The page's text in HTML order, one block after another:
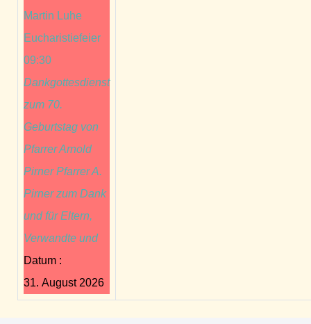
Martin Luhe
Eucharistiefeier
09:30
Dankgottesdienst
zum 70.
Geburtstag von
Pfarrer Arnold
Pirner Pfarrer A.
Pirner zum Dank
und für Eltern,
Verwandte und
Datum :
31. August 2026